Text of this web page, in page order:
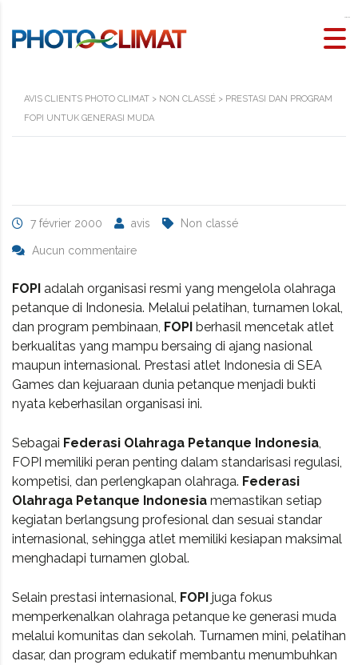
AVIS CLIENTS PHOTO CLIMAT > NON CLASSÉ > PRESTASI DAN PROGRAM
FOPI UNTUK GENERASI MUDA
7 février 2000 avis Non classé
Aucun commentaire
FOPI adalah organisasi resmi yang mengelola olahraga
petanque di Indonesia. Melalui pelatihan, turnamen lokal,
dan program pembinaan, FOPI berhasil mencetak atlet
berkualitas yang mampu bersaing di ajang nasional
maupun internasional. Prestasi atlet Indonesia di SEA
Games dan kejuaraan dunia petanque menjadi bukti
nyata keberhasilan organisasi ini.
Sebagai Federasi Olahraga Petanque Indonesia
FOPI memiliki peran penting dalam standarisasi regulasi,
kompetisi, dan perlengkapan olahraga. Federasi
Olahraga Petanque Indonesia memastikan setiap
kegiatan berlangsung profesional dan sesuai standar
internasional, sehingga atlet memiliki kesiapan maksimal
menghadapi turnamen global.
Selain prestasi internasional, FOPI juga fokus
memperkenalkan olahraga petanque ke generasi muda
melalui komunitas dan sekolah. Turnamen mini, pelatihan
dasar, dan program edukatif membantu menumbuhkan